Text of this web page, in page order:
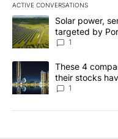
ACTIVE CONVERSATIONS
The following is a list of
A trending article titled
Solar power,
targeted by
News 8
1
A trending article titled
These 4
their stocks
1